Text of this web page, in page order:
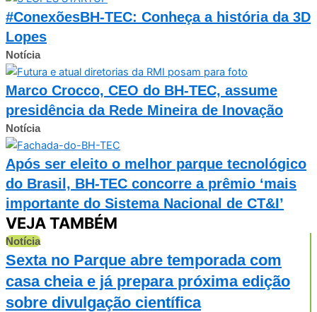
#ConexõesBH-TEC: Conheça a história da 3D
Lopes
Notícia
Marco Crocco, CEO do BH-TEC, assume
presidência da Rede Mineira de Inovação
Notícia
Após ser eleito o melhor parque tecnológico
do Brasil, BH-TEC concorre a prêmio ‘mais
importante do Sistema Nacional de CT&I’
VEJA TAMBÉM
Notícia
Sexta no Parque abre temporada com
casa cheia e já prepara próxima edição
sobre divulgação científica